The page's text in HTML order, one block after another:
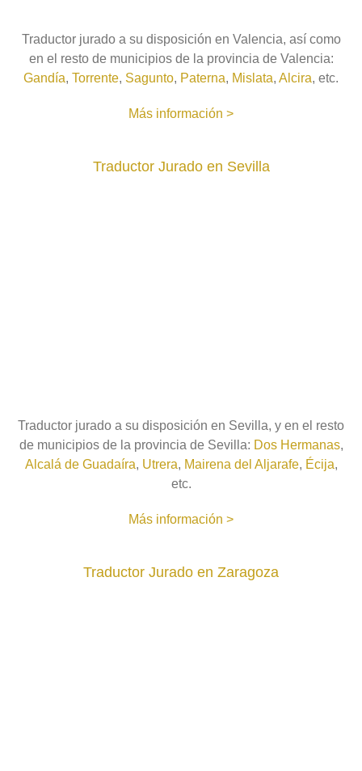
Traductor jurado a su disposición en Valencia, así como
en el resto de municipios de la provincia de Valencia:
Gandía, Torrente, Sagunto, Paterna, Mislata, Alcira, etc.
Más información >
Traductor Jurado en Sevilla
Traductor jurado a su disposición en Sevilla, y en el resto
de municipios de la provincia de Sevilla: Dos Hermanas,
Alcalá de Guadaíra, Utrera, Mairena del Aljarafe, Écija,
etc.
Más información >
Traductor Jurado en Zaragoza